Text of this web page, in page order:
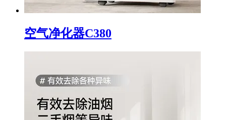
空气净化器C380